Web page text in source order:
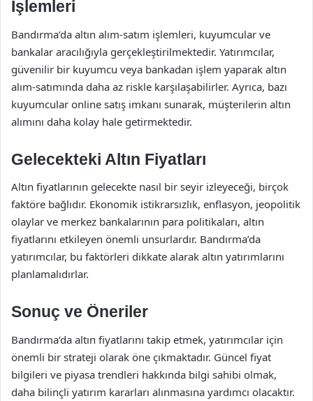
İşlemleri
Bandırma’da altın alım-satım işlemleri, kuyumcular ve
bankalar aracılığıyla gerçekleştirilmektedir. Yatırımcılar,
güvenilir bir kuyumcu veya bankadan işlem yaparak altın
alım-satımında daha az riskle karşılaşabilirler. Ayrıca, bazı
kuyumcular online satış imkanı sunarak, müşterilerin altın
alımını daha kolay hale getirmektedir.
Gelecekteki Altın Fiyatları
Altın fiyatlarının gelecekte nasıl bir seyir izleyeceği, birçok
faktöre bağlıdır. Ekonomik istikrarsızlık, enflasyon, jeopolitik
olaylar ve merkez bankalarının para politikaları, altın
fiyatlarını etkileyen önemli unsurlardır. Bandırma’da
yatırımcılar, bu faktörleri dikkate alarak altın yatırımlarını
planlamalıdırlar.
Sonuç ve Öneriler
Bandırma’da altın fiyatlarını takip etmek, yatırımcılar için
önemli bir strateji olarak öne çıkmaktadır. Güncel fiyat
bilgileri ve piyasa trendleri hakkında bilgi sahibi olmak,
daha bilinçli yatırım kararları alınmasına yardımcı olacaktır.